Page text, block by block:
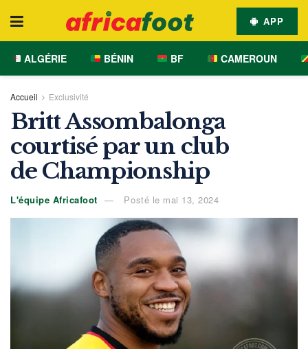
APP
ALGÉRIE BÉNIN BF CAMEROUN
Accueil Exclusivité
Britt Assombalonga
courtisé par un club
de Championship
L'équipe Africafoot Posté le mai 13, 2024